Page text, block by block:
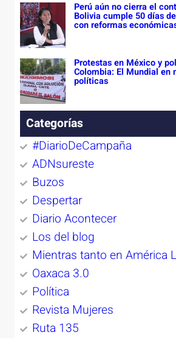
Perú aún no cierra el
Bolivia cumple 50 días
con reformas
Protestas en México y
Colombia: El Mundial en
políticas
Categorías
#DiarioDeCampaña
ADNsureste
Buzos
Despertar
Diario Acontecer
Los del blog
Mientras tanto en América
Oaxaca 3.0
Política
Revista Mujeres
Ruta 135